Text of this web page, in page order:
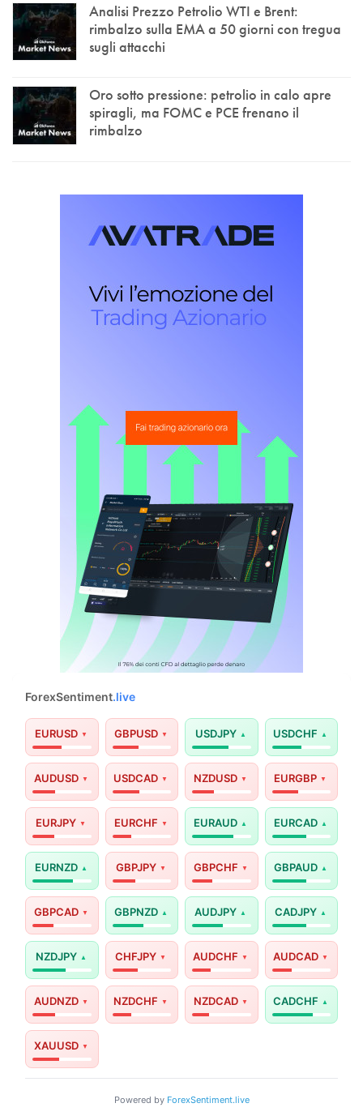
Analisi Prezzo Petrolio WTI e Brent:
rimbalzo sulla EMA a 50 giorni con tregua
sugli attacchi
Oro sotto pressione: petrolio in calo apre
spiragli, ma FOMC e PCE frenano il
rimbalzo
ForexSentiment.live
EURUSD GBPUSD USDJPY USDCHF
AUDUSD USDCAD NZDUSD EURGBP
EURJPY EURCHF EURAUD EURCAD
EURNZD GBPJPY GBPCHF GBPAUD
GBPCAD GBPNZD AUDJPY CADJPY
NZDJPY CHFJPY AUDCHF AUDCAD
AUDNZD NZDCHF NZDCAD CADCHF
XAUUSD
Powered by ForexSentiment.live